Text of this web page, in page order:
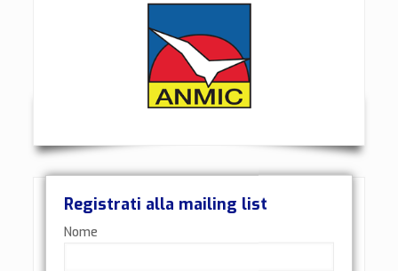
Registrati alla mailing list
Nome